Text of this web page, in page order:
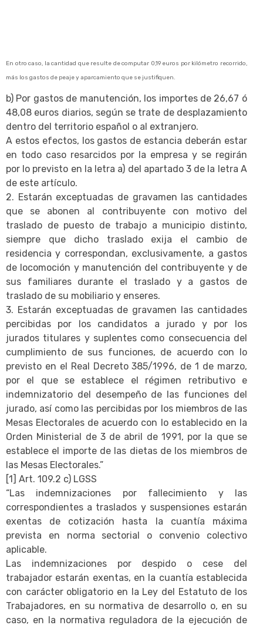
En otro caso, la cantidad que resulte de computar 0,19 euros por kilómetro recorrido,
más los gastos de peaje y aparcamiento que se justifiquen.
b) Por gastos de manutención, los importes de 26,67 ó
48,08 euros diarios, según se trate de desplazamiento
dentro del territorio español o al extranjero.
A estos efectos, los gastos de estancia deberán estar
en todo caso resarcidos por la empresa y se regirán
por lo previsto en la letra a) del apartado 3 de la letra A
de este artículo.
2. Estarán exceptuadas de gravamen las cantidades
que se abonen al contribuyente con motivo del
traslado de puesto de trabajo a municipio distinto,
siempre que dicho traslado exija el cambio de
residencia y correspondan, exclusivamente, a gastos
de locomoción y manutención del contribuyente y de
sus familiares durante el traslado y a gastos de
traslado de su mobiliario y enseres.
3. Estarán exceptuadas de gravamen las cantidades
percibidas por los candidatos a jurado y por los
jurados titulares y suplentes como consecuencia del
cumplimiento de sus funciones, de acuerdo con lo
previsto en el Real Decreto 385/1996, de 1 de marzo,
por el que se establece el régimen retributivo e
indemnizatorio del desempeño de las funciones del
jurado, así como las percibidas por los miembros de las
Mesas Electorales de acuerdo con lo establecido en la
Orden Ministerial de 3 de abril de 1991, por la que se
establece el importe de las dietas de los miembros de
las Mesas Electorales.”
[1] Art. 109.2 c) LGSS
“Las indemnizaciones por fallecimiento y las
correspondientes a traslados y suspensiones estarán
exentas de cotización hasta la cuantía máxima
prevista en norma sectorial o convenio colectivo
aplicable.
Las indemnizaciones por despido o cese del
trabajador estarán exentas, en la cuantía establecida
con carácter obligatorio en la Ley del Estatuto de los
Trabajadores, en su normativa de desarrollo o, en su
caso, en la normativa reguladora de la ejecución de